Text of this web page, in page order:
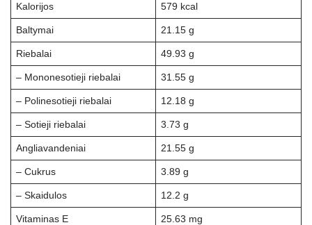
Kalorijos 579 kcal
Baltymai 21.15 g
Riebalai 49.93 g
– Mononesotieji riebalai 31.55 g
– Polinesotieji riebalai 12.18 g
– Sotieji riebalai 3.73 g
Angliavandeniai 21.55 g
– Cukrus 3.89 g
– Skaidulos 12.2 g
Vitaminas E 25.63 mg